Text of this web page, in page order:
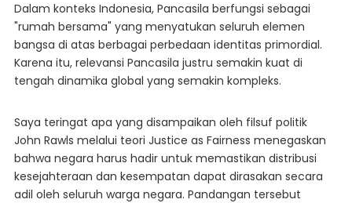
Dalam konteks Indonesia, Pancasila berfungsi sebagai
"rumah bersama" yang menyatukan seluruh elemen
bangsa di atas berbagai perbedaan identitas primordial.
Karena itu, relevansi Pancasila justru semakin kuat di
tengah dinamika global yang semakin kompleks.
Saya teringat apa yang disampaikan oleh filsuf politik
John Rawls melalui teori Justice as Fairness menegaskan
bahwa negara harus hadir untuk memastikan distribusi
kesejahteraan dan kesempatan dapat dirasakan secara
adil oleh seluruh warga negara. Pandangan tersebut